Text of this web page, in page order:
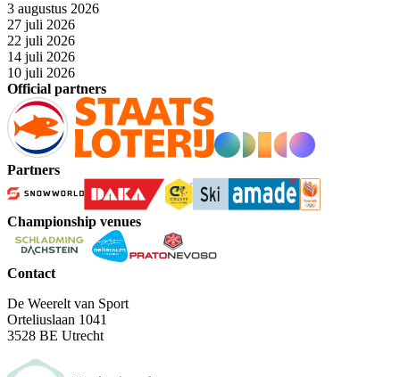
3 augustus 2026
27 juli 2026
22 juli 2026
14 juli 2026
10 juli 2026
Official partners
Partners
Championship venues
Contact
De Weerelt van Sport
Orteliuslaan 1041
3528 BE Utrecht